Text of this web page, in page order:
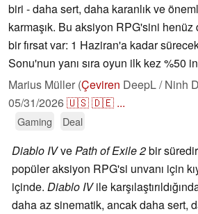
biri - daha sert, daha karanlık ve
karmaşık. Bu aksiyon RPG'sini
bir fırsat var: 1 Haziran'a kadar
Sonu'nun yanı sıra oyun ilk kez %50
Marius Müller (Çeviren DeepL / Ninh
05/31/2026🇺🇸🇩🇪 ...
Gaming Deal
Diablo IVvePath of Exile 2bir
popüler aksiyon RPG'si unvanı için
içinde. Diablo IVile
daha az sinematik, ancak daha sert,